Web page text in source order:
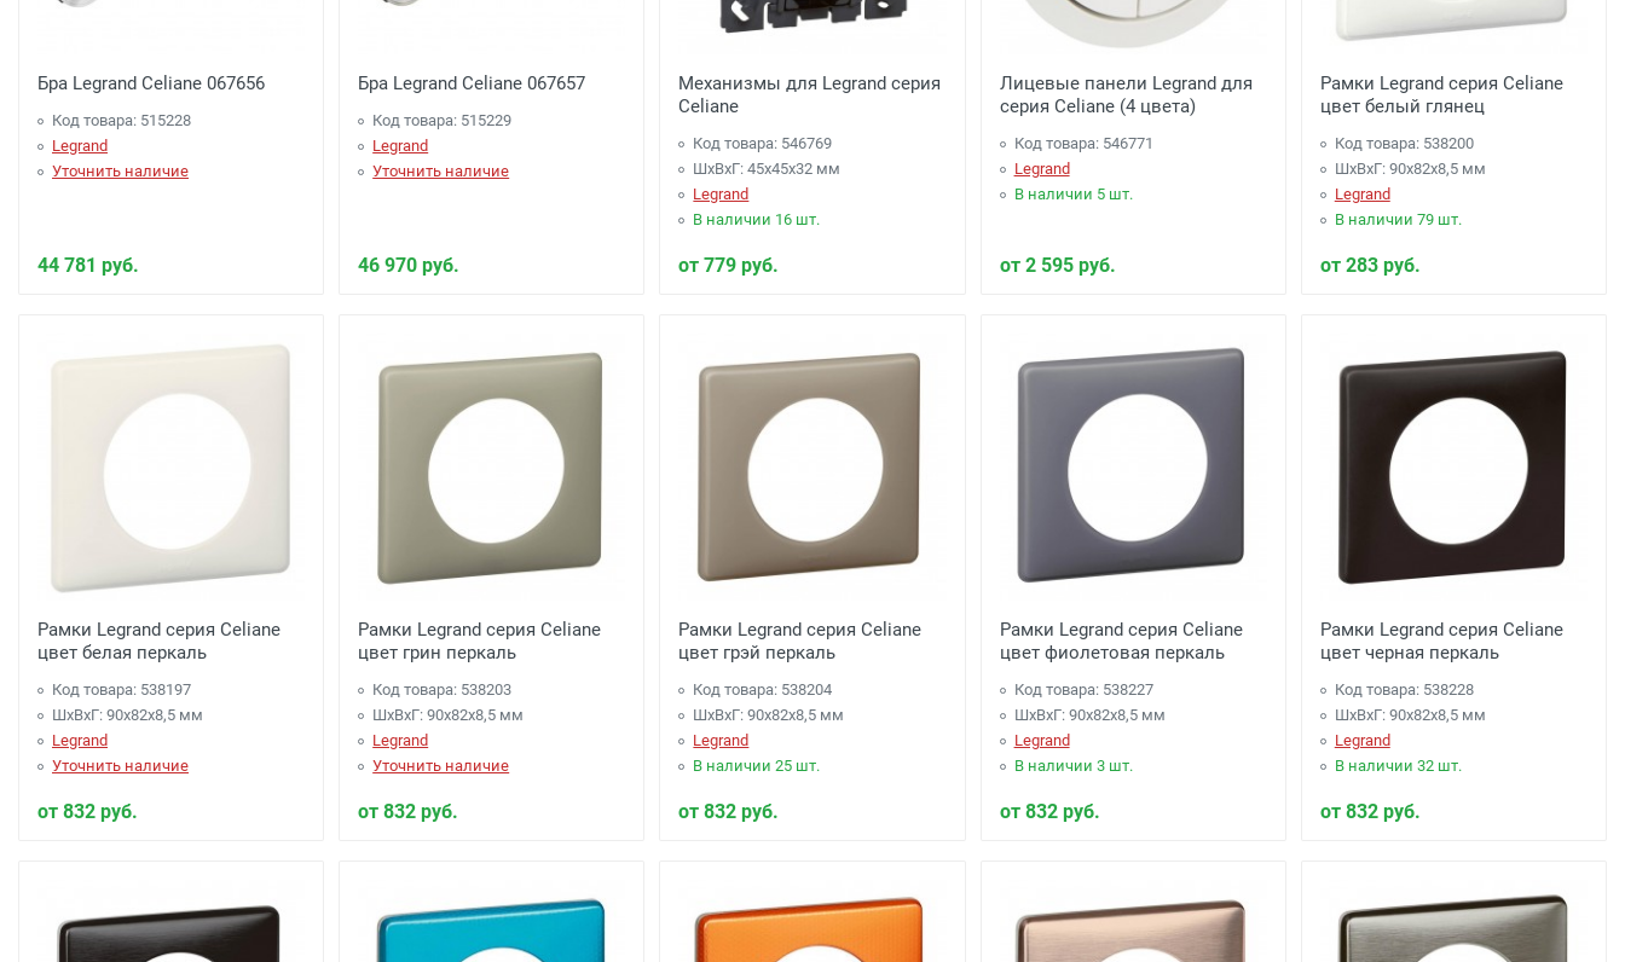
Бра Legrand Celiane 067656
Код товара: 515228
Legrand
Уточнить наличие
44 781 руб.
Бра Legrand Celiane 067657
Код товара: 515229
Legrand
Уточнить наличие
46 970 руб.
Механизмы для Legrand серия
Celiane
Код товара: 546769
ШхВхГ: 45x45x32 мм
Legrand
В наличии 16 шт.
от 779 руб.
Лицевые панели Legrand для
серия Celiane (4 цвета)
Код товара: 546771
Legrand
В наличии 5 шт.
от 2 595 руб.
Рамки Legrand серия Celiane
цвет белый глянец
Код товара: 538200
ШхВхГ: 90x82x8,5 мм
Legrand
В наличии 79 шт.
от 283 руб.
Рамки Legrand серия Celiane
цвет белая перкаль
Код товара: 538197
ШхВхГ: 90x82x8,5 мм
Legrand
Уточнить наличие
от 832 руб.
Рамки Legrand серия Celiane
цвет грин перкаль
Код товара: 538203
ШхВхГ: 90x82x8,5 мм
Legrand
Уточнить наличие
от 832 руб.
Рамки Legrand серия Celiane
цвет грэй перкаль
Код товара: 538204
ШхВхГ: 90x82x8,5 мм
Legrand
В наличии 25 шт.
от 832 руб.
Рамки Legrand серия Celiane
цвет фиолетовая перкаль
Код товара: 538227
ШхВхГ: 90x82x8,5 мм
Legrand
В наличии 3 шт.
от 832 руб.
Рамки Legrand серия Celiane
цвет черная перкаль
Код товара: 538228
ШхВхГ: 90x82x8,5 мм
Legrand
В наличии 32 шт.
от 832 руб.